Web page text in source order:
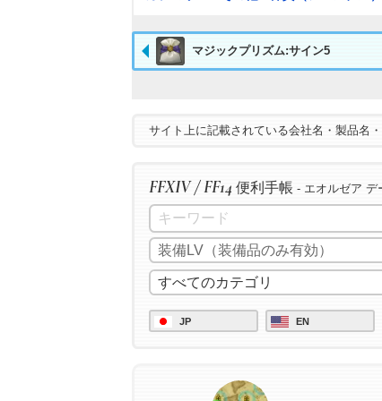
マジックプリズム:サイン5
サイト上に記載されている会社名・製品名
FFXIV / FF14 便利手帳 - エオルゼア デ
JP EN